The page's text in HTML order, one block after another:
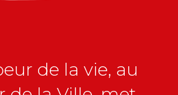
de la vie, au